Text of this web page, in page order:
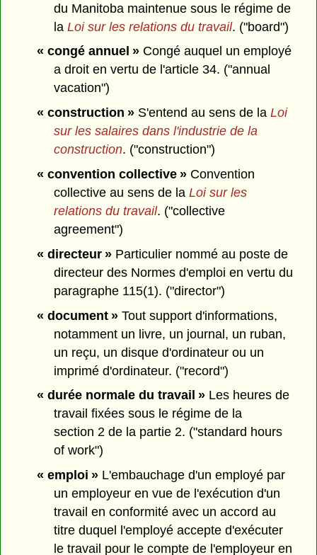
du Manitoba maintenue sous le régime de
laLoi sur les relations du travail. ("board")
« congé annuel »Congé auquel un employé
a droit en vertu de l'article 34. ("annual
vacation")
« construction »S'entend au sens de laLoi
sur les salaires dans l'industrie de la
construction. ("construction")
« convention collective »Convention
collective au sens de laLoi sur les
relations du travail. ("collective
agreement")
« directeur »Particulier nommé au poste de
directeur des Normes d'emploi en vertu du
paragraphe 115(1). ("director")
« document »Tout support d'informations,
notamment un livre, un journal, un ruban,
un reçu, un disque d'ordinateur ou un
imprimé d'ordinateur. ("record")
« durée normale du travail »Les heures de
travail fixées sous le régime de la
section 2 de la partie 2. ("standard hours
of work")
« emploi »L'embauchage d'un employé par
un employeur en vue de l'exécution d'un
travail en conformité avec un accord au
titre duquel l'employé accepte d'exécuter
le travail pour le compte de l'employeur en